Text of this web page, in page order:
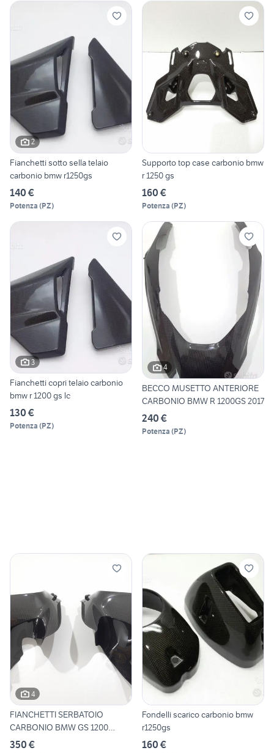
2
Fianchetti sotto sella telaio
carbonio bmw r1250gs
140 €
Potenza (PZ)
Supporto top case carbonio bmw
r 1250 gs
160 €
Potenza (PZ)
3
Fianchetti copri telaio carbonio
bmw r 1200 gs lc
130 €
Potenza (PZ)
4
BECCO MUSETTO ANTERIORE
CARBONIO BMW R 1200GS 2017
240 €
Potenza (PZ)
4
FIANCHETTI SERBATOIO
CARBONIO BMW GS 1200
ADVENTUR
350 €
Fondelli scarico carbonio bmw
r1250gs
160 €